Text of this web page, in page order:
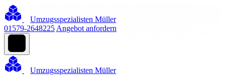
Umzugsspezialisten Müller
01579-2648225 Angebot anfordern
Umzugsspezialisten Müller